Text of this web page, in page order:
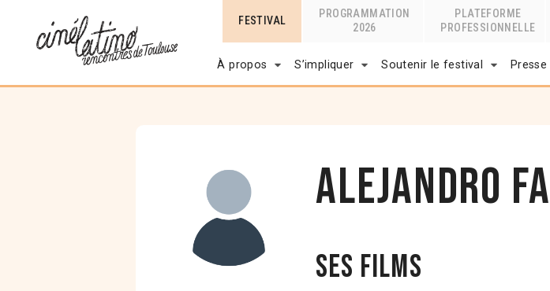
FESTIVAL
PROGRAMMATION
2026
PLATEFORME
PROFESSIONNELLE
À propos S’impliquer Soutenir le festival
Alejandro
Ses films